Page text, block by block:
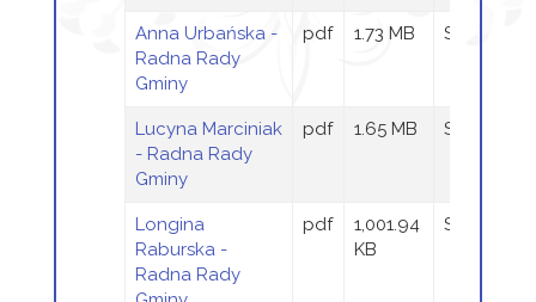
Anna Urbańska -
Radna Rady
Gminy
pdf 1.73 MB Sandra
Lucyna Marciniak
- Radna Rady
Gminy
pdf 1.65 MB Sandra
Longina
Raburska -
Radna Rady
pdf
1,001.94
KB
Sandra